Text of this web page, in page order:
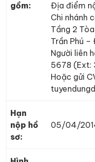
gồm:
Địa điểm
Chi nhánh
Tầng 2
Trần Phú –
Người liên
5678 (Ext:
Hoặc gửi
Hạn
nộp hồ
sơ:
05/04/